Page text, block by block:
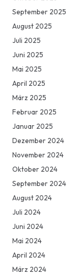
September 2025
August 2025
Juli 2025
Juni 2025
Mai 2025
April 2025
März 2025
Februar 2025
Januar 2025
Dezember 2024
November 2024
Oktober 2024
September 2024
August 2024
Juli 2024
Juni 2024
Mai 2024
April 2024
März 2024